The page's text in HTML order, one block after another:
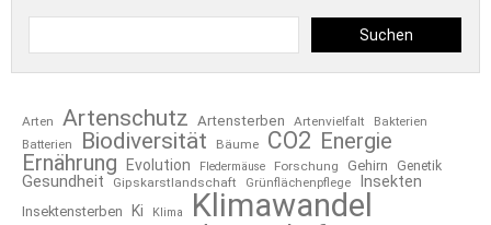
Suchen
Arten Artenschutz Artensterben Artenvielfalt
Bakterien
Batterien
Biodiversität Bäume CO2 Energie
Ernährung
Evolution Fledermäuse Forschung Gehirn Genetik
Gesundheit Gipskarstlandschaft Grünflächenpflege Insekten
Insektensterben Ki Klima Klimawandel